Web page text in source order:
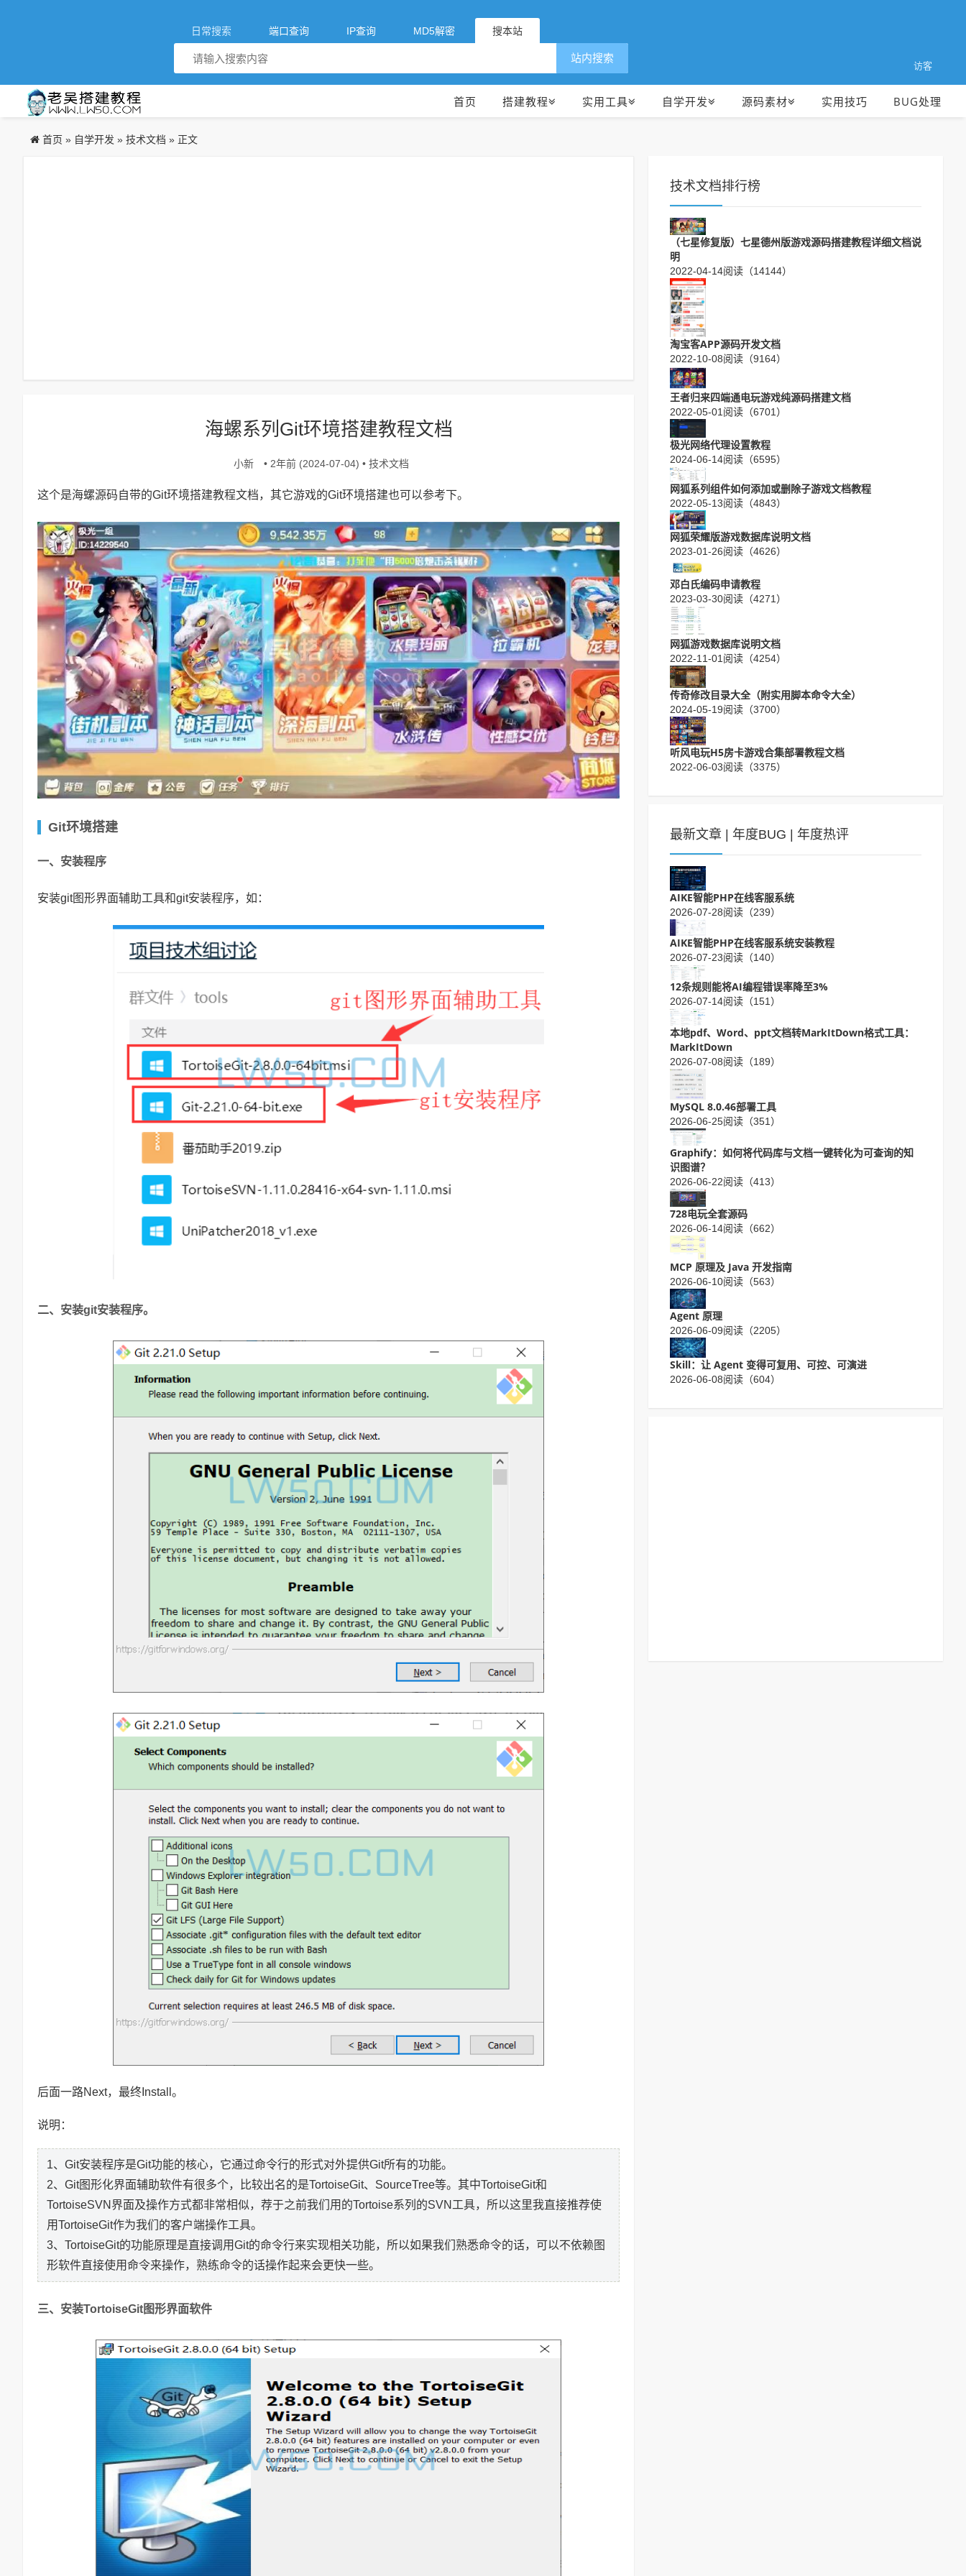
日常搜索 端口查询 IP查询 MD5解密 搜本站
访客
站内搜索
首页 搭建教程 实用工具 自学开发 源码素材 实用技巧 BUG处理
首页 » 自学开发 » 技术文档 » 正文
海螺系列Git环境搭建教程文档
小新 • 2年前 (2024-07-04) • 技术文档
这个是海螺源码自带的Git环境搭建教程文档，其它游戏的Git环境搭建也可以参考下。
Git环境搭建
一、安装程序
安装git图形界面辅助工具和git安装程序，如：
二、安装git安装程序。
后面一路Next，最终Install。
说明：
1、Git安装程序是Git功能的核心，它通过命令行的形式对外提供Git所有的功能。
2、Git图形化界面辅助软件有很多个，比较出名的是TortoiseGit、SourceTree等。其中TortoiseGit和
TortoiseSVN界面及操作方式都非常相似，荐于之前我们用的Tortoise系列的SVN工具，所以这里我直接推荐使
用TortoiseGit作为我们的客户端操作工具。
3、TortoiseGit的功能原理是直接调用Git的命令行来实现相关功能，所以如果我们熟悉命令的话，可以不依赖图
形软件直接使用命令来操作，熟练命令的话操作起来会更快一些。
三、安装TortoiseGit图形界面软件
技术文档排行榜
（七星修复版）七星德州版游戏源码搭建教程详细文档说
明
2022-04-14阅读（14144）
淘宝客APP源码开发文档
2022-10-08阅读（9164）
王者归来四端通电玩游戏纯源码搭建文档
2022-05-01 阅读（6701）
极光网络代理设置教程
2024-06-14阅读（6595）
网狐系列组件如何添加或删除子游戏文档教程
2022-05-13阅读（4843）
网狐荣耀版游戏数据库说明文档
2023-01-26阅读（4626）
邓白氏编码申请教程
2023-03-30阅读（4271）
网狐游戏数据库说明文档
2022-11-01 阅读（4254）
传奇修改目录大全（附实用脚本命令大全）
2024-05-19阅读（3700）
听风电玩H5房卡游戏合集部署教程文档
2022-06-03阅读（3375）
最新文章 年度BUG 年度热评
AIKE智能PHP在线客服系统
2026-07-28阅读（239）
AIKE智能PHP在线客服系统安装教程
2026-07-23阅读（140）
12条规则能将AI编程错误率降至3%
2026-07-14阅读（151）
本地pdf、Word、ppt文档转MarkItDown格式工具：
MarkItDown
2026-07-08阅读（189）
MySQL 8.0.46部署工具
2026-06-25阅读（351）
Graphify：如何将代码库与文档一键转化为可查询的知
识图谱？
2026-06-22阅读（413）
728电玩全套源码
2026-06-14阅读（662）
MCP 原理及 Java 开发指南
2026-06-10阅读（563）
Agent 原理
2026-06-09阅读（2205）
Skill：让 Agent 变得可复用、可控、可演进
2026-06-08阅读（604）